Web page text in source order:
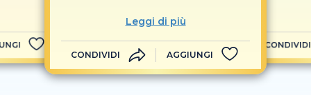
Leggi di più
CONDIVIDI AGGIUNGI
CONDIVIDI